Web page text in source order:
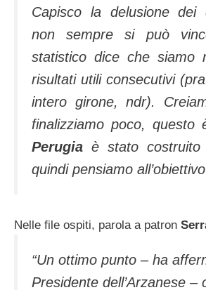
Capisco la delusione dei
non sempre si può
statistico dice che siamo
risultati utili consecutivi
intero girone, ndr).
finalizziamo poco, questo
Perugia è stato costruito
quindi pensiamo
Nelle file ospiti, parola a patron
“Un ottimo punto – ha
Presidente dell’Arzanese –